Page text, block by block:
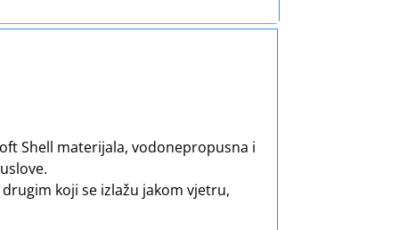
Shell materijala, vodonepropusna i
koji se izlažu jakom vjetru,